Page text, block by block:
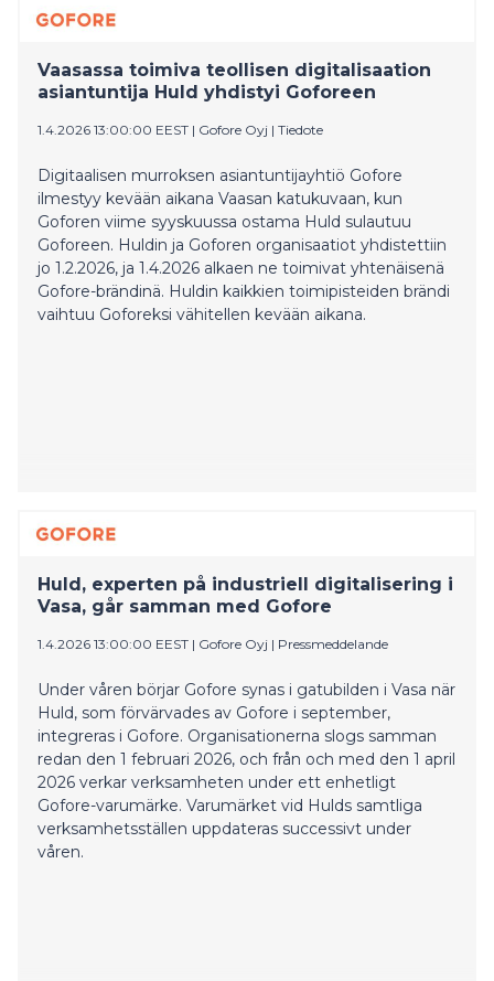
tehtäviä logistiikasta, pelituotannosta ja
eläintenhoidosta CNC-koneistukseen, hiusmuotoiluun,
Vaasassa toimiva teollisen digitalisaation
asiantuntija Huld yhdistyi Goforeen
1.4.2026 13:00:00 EEST | Gofore Oyj | Tiedote
Digitaalisen murroksen asiantuntijayhtiö Gofore
ilmestyy kevään aikana Vaasan katukuvaan, kun
Goforen viime syyskuussa ostama Huld sulautuu
Goforeen. Huldin ja Goforen organisaatiot yhdistettiin
jo 1.2.2026, ja 1.4.2026 alkaen ne toimivat yhtenäisenä
Gofore-brändinä. Huldin kaikkien toimipisteiden brändi
vaihtuu Goforeksi vähitellen kevään aikana.
Huld, experten på industriell digitalisering i
Vasa, går samman med Gofore
1.4.2026 13:00:00 EEST | Gofore Oyj | Pressmeddelande
Under våren börjar Gofore synas i gatubilden i Vasa när
Huld, som förvärvades av Gofore i september,
integreras i Gofore. Organisationerna slogs samman
redan den 1 februari 2026, och från och med den 1 april
2026 verkar verksamheten under ett enhetligt
Gofore-varumärke. Varumärket vid Hulds samtliga
verksamhetsställen uppdateras successivt under
våren.